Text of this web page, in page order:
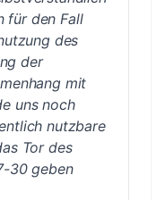
für den Fall
des
der
mit
uns noch
nutzbare
Tor des
30 geben